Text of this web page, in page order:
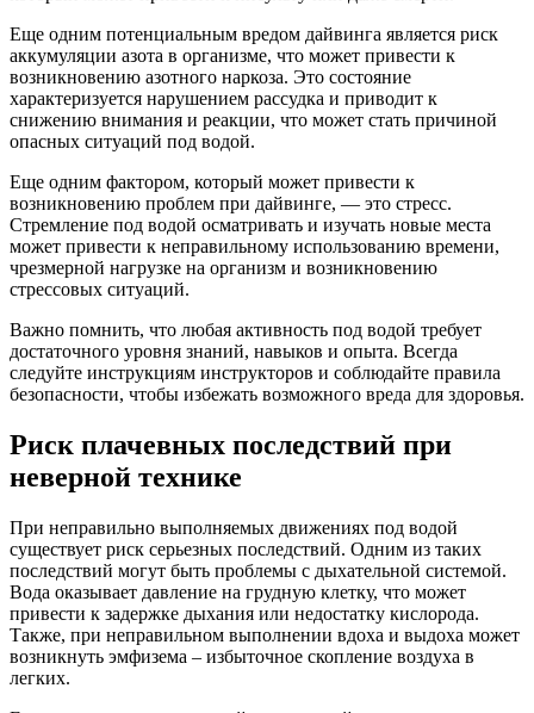
Еще одним потенциальным вредом дайвинга является риск
аккумуляции азота в организме, что может привести к
возникновению азотного наркоза. Это состояние
характеризуется нарушением рассудка и приводит к
снижению внимания и реакции, что может стать причиной
опасных ситуаций под водой.
Еще одним фактором, который может привести к
возникновению проблем при дайвинге, — это стресс.
Стремление под водой осматривать и изучать новые места
может привести к неправильному использованию времени,
чрезмерной нагрузке на организм и возникновению
стрессовых ситуаций.
Важно помнить, что любая активность под водой требует
достаточного уровня знаний, навыков и опыта. Всегда
следуйте инструкциям инструкторов и соблюдайте правила
безопасности, чтобы избежать возможного вреда для здоровья.
Риск плачевных последствий при
неверной технике
При неправильно выполняемых движениях под водой
существует риск серьезных последствий. Одним из таких
последствий могут быть проблемы с дыхательной системой.
Вода оказывает давление на грудную клетку, что может
привести к задержке дыхания или недостатку кислорода.
Также, при неправильном выполнении вдоха и выдоха может
возникнуть эмфизема – избыточное скопление воздуха в
легких.